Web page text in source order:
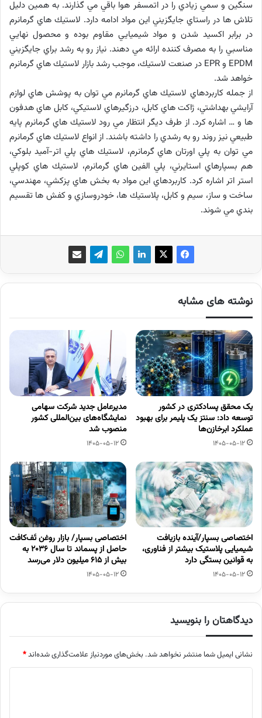
سنگين و سمي زيادي را در اتمسفر هوا باقي مي گذارند. به همين دليل
تلاش ها در راستاي جايگزيني اين مواد ادامه دارد. لاستيك هاي گرمانرم
در برابر اكسيد شدن و مواد شيميايي مقاوم بوده و محصول نهايي
مناسبي را به مصرف كننده ارائه مي دهند. نياز رو به رشد براي جايگزيني
EPDM و EPR در صنعت لاستيك، موجب رشد بازار لاستيك هاي گرمانرم
خواهد شد.
از جمله كاربردهاي لاستيك هاي گرمانرم مي توان به پوشش هاي لوازم
آرايشي بهداشتي، ژاكت هاي كابل، درزگيرهاي لاستيكي، كابل هاي هدفون
ها و … اشاره كرد. از طرف ديگر انتظار مي رود لاستيك هاي گرمانرم پايه
طبيعي نيز روند رو به رشدي را داشته باشند. از انواع لاستيك هاي گرمانرم
مي توان به پلي اورتان هاي گرمانرم، لاستيك هاي پلي اتر-آميد بلوكي،
هم بسپارهاي استايرني، پلي الفين هاي گرمانرم، لاستيك هاي كوپلي
استر اتر اشاره كرد. كاربردهاي اين مواد به بخش هاي پزكشي، مهندسي،
ساخت و ساز، سيم و كابل، پلاستيك ها، خودروسازي و كفش ها تقسيم
بندي مي شوند.
نوشته های مشابه
یک محقق پسادکتری در کشور
توسعه داد: سنتز یک پلیمر برای بهبود
عملکرد ابرخازن‌ها
1405-05-12
مدیرعامل جدید شرکت سهامی
نمایشگاه‌های بین‌المللی کشور
منصوب شد
1405-05-12
اختصاصی بسپار/آینده بازیافت
شیمیایی پلاستیک بیشتر از فناوری،
به قوانین بستگی دارد
1405-05-12
اختصاصی بسپار/ بازار روغن تَف‌کافت
حاصل از پسماند تا سال ۲۰۳۶ به
بیش از ۶۱۵ میلیون دلار می‌رسد
1405-05-12
دیدگاهتان را بنویسید
نشانی ایمیل شما منتشر نخواهد شد. بخش‌های موردنیاز علامت‌گذاری شده‌اند*